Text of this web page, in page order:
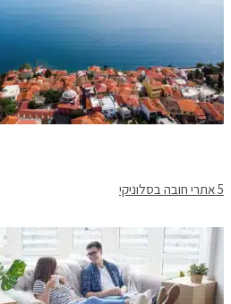
5 אתרי חובה בסלוניקי